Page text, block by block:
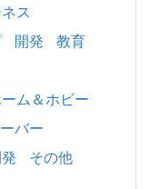
ス
開発
教育
ム＆ホビー
バー
その他